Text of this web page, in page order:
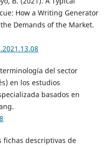
How a Writing Generator
Demands of the Market.
del sector
en los estudios
basados en
fichas descriptivas de